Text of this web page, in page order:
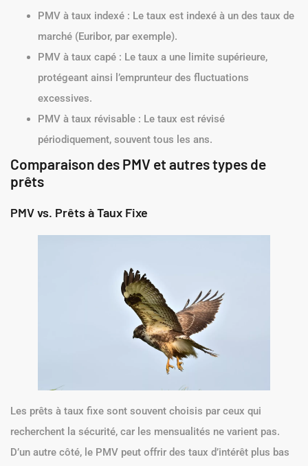
PMV à taux indexé : Le taux est indexé à un des taux de
marché (Euribor, par exemple).
PMV à taux capé : Le taux a une limite supérieure,
protégeant ainsi l’emprunteur des fluctuations
excessives.
PMV à taux révisable : Le taux est révisé
périodiquement, souvent tous les ans.
Comparaison des PMV et autres types de
prêts
PMV vs. Prêts à Taux Fixe
Les prêts à taux fixe sont souvent choisis par ceux qui
recherchent la sécurité, car les mensualités ne varient pas.
D’un autre côté, le PMV peut offrir des taux d’intérêt plus bas